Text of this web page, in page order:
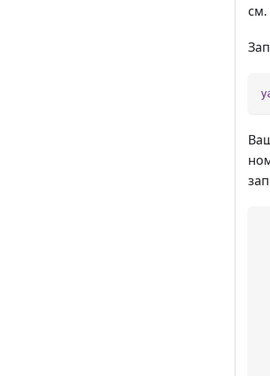
см.